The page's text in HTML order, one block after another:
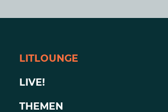
LITLOUNGE
LIVE!
THEMEN